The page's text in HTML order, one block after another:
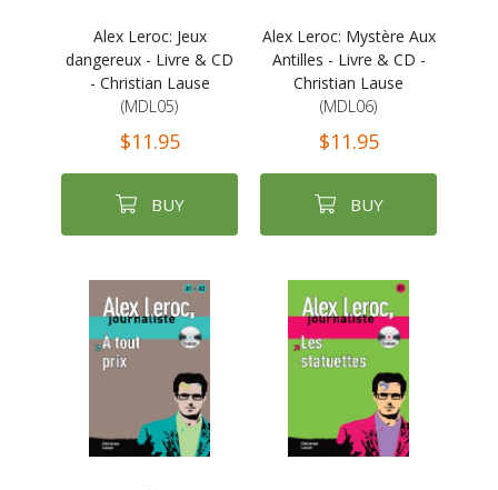
Alex Leroc: Jeux
dangereux - Livre & CD
- Christian Lause
(MDL05)
$11.95
BUY
Alex Leroc: Mystère Aux
Antilles - Livre & CD -
Christian Lause
(MDL06)
$11.95
BUY